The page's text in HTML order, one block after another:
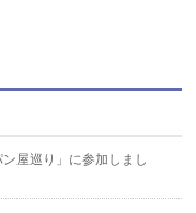
屋巡り」に参加しまし